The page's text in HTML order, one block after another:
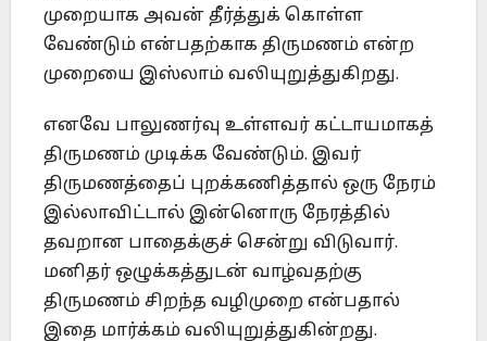
முறையாக அவன் தீர்த்துக் கொள்ள
வேண்டும் என்பதற்காக திருமணம் என்ற
முறையை இஸ்லாம் வலியுறுத்துகிறது.
எனவே பாலுணர்வு உள்ளவர் கட்டாயமாகத்
திருமணம் முடிக்க வேண்டும். இவர்
திருமணத்தைப் புறக்கணித்தால் ஒரு நேரம்
இல்லாவிட்டால் இன்னொரு நேரத்தில்
தவறான பாதைக்குச் சென்று விடுவார்.
மனிதர் ஒழுக்கத்துடன் வாழ்வதற்கு
திருமணம் சிறந்த வழிமுறை என்பதால்
இதை மார்க்கம் வலியுறுத்துகின்றது.